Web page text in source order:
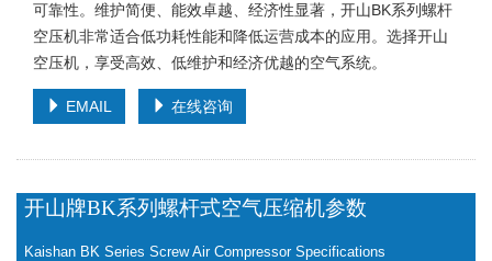
可靠性。维护简便、能效卓越、经济性显著，开山BK系列螺杆
空压机非常适合低功耗性能和降低运营成本的应用。选择开山
空压机，享受高效、低维护和经济优越的空气系统。
EMAIL 在线咨询
开山牌BK系列螺杆式空气压缩机参数
Kaishan BK Series Screw Air Compressor Specifications